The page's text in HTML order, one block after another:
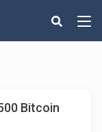
Bitcoin